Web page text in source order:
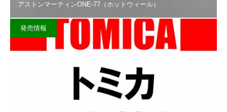
アストンマーティンONE-77（ホットウィール）
発売情報